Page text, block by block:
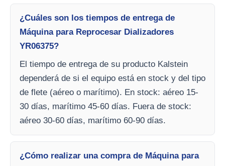
¿Cuáles son los tiempos de entrega de
Máquina para Reprocesar Dializadores
YR06375?
El tiempo de entrega de su producto Kalstein
dependerá de si el equipo está en stock y del tipo
de flete (aéreo o marítimo). En stock: aéreo 15-
30 días, marítimo 45-60 días. Fuera de stock:
aéreo 30-60 días, marítimo 60-90 días.
¿Cómo realizar una compra de Máquina para